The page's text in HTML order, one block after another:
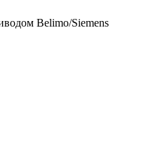
Belimo/Siemens